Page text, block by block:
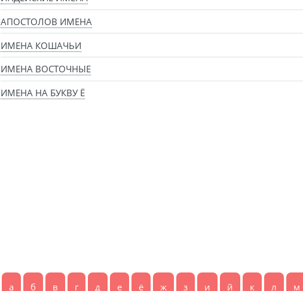
АПОСТОЛОВ ИМЕНА
ИМЕНА КОШАЧЬИ
ИМЕНА ВОСТОЧНЫЕ
ИМЕНА НА БУКВУ Ё
а б в г д е ё ж з и й к л м